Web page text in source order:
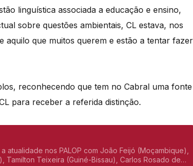
linguística associada a educação e ensino,
sobre questões ambientais, CL estava, nos
que muitos querem e estão a tentar fazer
reconhecendo que tem no Cabral uma fonte
para receber a referida distinção.
atualidade nos PALOP com João Feijó (Moçambique),
Tamilton Teixeira (Guiné-Bissau), Carlos Rosado de